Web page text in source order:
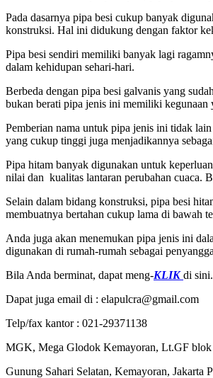
Pada dasarnya pipa besi cukup banyak
konstruksi. Hal ini didukung dengan faktor
Pipa besi sendiri memiliki banyak lagi
dalam kehidupan sehari-hari.
Berbeda dengan pipa besi galvanis yang
bukan berati pipa jenis ini memiliki kegunaan
Pemberian nama untuk pipa jenis ini tidak
yang cukup tinggi juga menjadikannya
Pipa hitam banyak digunakan untuk
nilai dan kualitas lantaran perubahan cuaca.
Selain dalam bidang konstruksi, pipa besi
membuatnya bertahan cukup lama di bawah
Anda juga akan menemukan pipa jenis ini
digunakan di rumah-rumah sebagai
Bila Anda berminat, dapat meng-KLIK di sini.
Dapat juga email di : elapulcra@gmail.com
Telp/fax kantor : 021-29371138
MGK, Mega Glodok Kemayoran, Lt.GF blok
Gunung Sahari Selatan, Kemayoran, Jakarta